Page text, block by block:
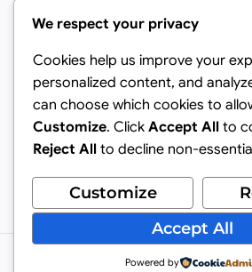
Via Privata Mulino, 24 - 20090
(MI)
E-mail: info@sedisp.com
Tel: +39 02 45703235
Cookie Policy
Privacy Policy
© 2026 Sedisp srl. All Rights
We respect your privacy
Cookies help us improve your
personalized content, and
can choose which cookies to
Customize. Click Accept All to
Reject All to decline non-
Customize
Accept All
Powered by